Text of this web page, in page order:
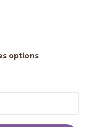
options